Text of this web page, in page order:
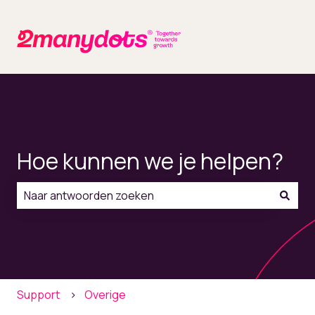
Hoe kunnen we je helpen?
Support Overige